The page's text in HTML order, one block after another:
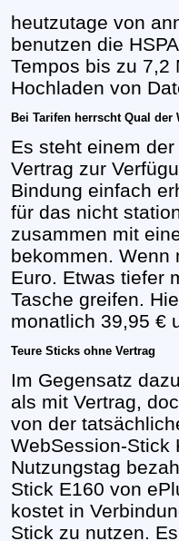
heutzutage von
benutzen die
Tempos bis zu 7,2
Hochladen von
Bei Tarifen herrscht Qual der
Es steht einem
Vertrag zur
Bindung einfach
für das nicht
zusammen mit
bekommen. Wenn
Euro. Etwas tiefer
Tasche greifen.
monatlich 39,95 €
Teure Sticks ohne Vertrag
Im Gegensatz
als mit Vertrag,
von der
WebSession-Stick
Nutzungstag
Stick E160 von
kostet in
Stick zu nutzen.